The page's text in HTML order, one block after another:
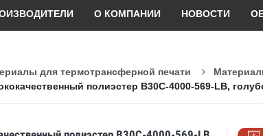
О КОМПАНИИ НОВОСТИ
для термотрансферной печати
полиэстер B30C-4000-569-LB,